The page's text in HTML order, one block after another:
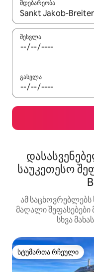
მდებარეობა
როცა შედეგები
შესვლა
გასვლა
საუკეთესო
ამ საცხოვრებლებს
მაღალი შეფასებები
სხვა
სტუმართა რჩეული
სტუმართა რჩეული